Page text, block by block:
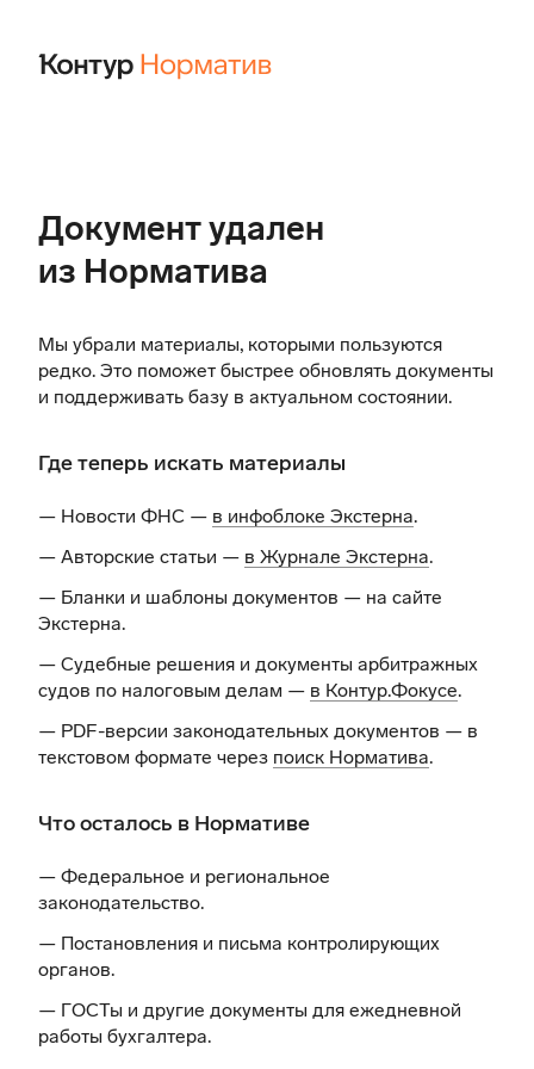
Документ удален
из Норматива
Мы убрали материалы, которыми пользуются
редко. Это поможет быстрее обновлять документы
и поддерживать базу в актуальном состоянии.
Где теперь искать материалы
— Новости ФНС — в инфоблоке Экстерна.
— Авторские статьи — в Журнале Экстерна.
— Бланки и шаблоны документов — на сайте
Экстерна.
— Судебные решения и документы арбитражных
судов по налоговым делам — в Контур.Фокусе.
— PDF-версии законодательных документов — в
текстовом формате через поиск Норматива.
Что осталось в Нормативе
— Федеральное и региональное
законодательство.
— Постановления и письма контролирующих
органов.
— ГОСТы и другие документы для ежедневной
работы бухгалтера.